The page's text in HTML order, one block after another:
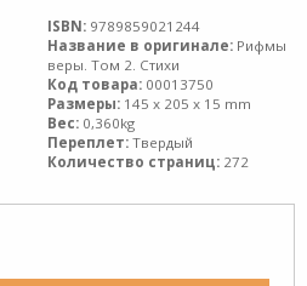
ISBN: 9789859021244
Название в оригинале: Рифмы
веры. Том 2. Стихи
Код товара: 00013750
Размеры: 145 x 205 x 15 mm
Вес: 0,360kg
Переплет: Твердый
Количество страниц: 272